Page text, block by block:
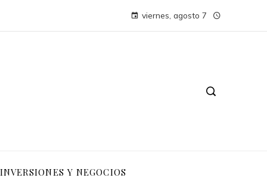
viernes, agosto 7
INVERSIONES Y NEGOCIOS